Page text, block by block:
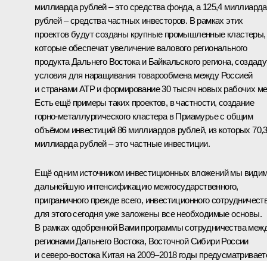
миллиарда рублей – это средства фонда, а 125,4 миллиарда
рублей – средства частных инвесторов. В рамках этих
проектов будут созданы крупные промышленные кластеры,
которые обеспечат увеличение валового регионального
продукта Дальнего Востока и Байкальского региона,
условия для наращивания товарообмена между Россией
и странами АТР и формирование 30 тысяч новых рабочих
Есть ещё примеры таких проектов, в частности, создание
горно-металлургического кластера в Приамурье с общим
объёмом инвестиций 86 миллиардов рублей, из которых 70,3
миллиарда рублей – это частные инвестиции.
Ещё одним источником инвестиционных вложений мы
дальнейшую интенсификацию межгосударственного,
приграничного прежде всего, инвестиционного
для этого сегодня уже заложены все необходимые основы.
В рамках одобренной Вами программы сотрудничества
регионами Дальнего Востока, Восточной Сибири России
и северо-востока Китая на 2009–2018 годы